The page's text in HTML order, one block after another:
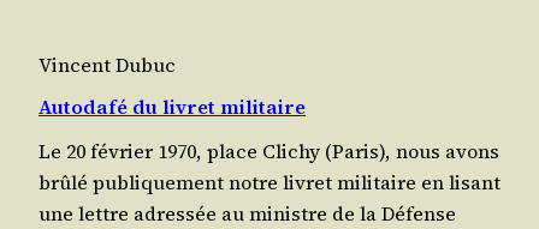
Vincent Dubuc
Autodafé du livret militaire
Le 20 février 1970, place Cli­chy (Paris), nous avons
brû­lé publiquement notre livret mili­taire en lisant
une lettre adres­sée au ministre de la Défense